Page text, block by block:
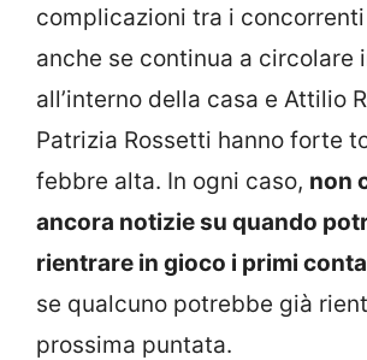
complicazioni tra i
anche se continua a circolare
all’interno della casa e Attilio
Patrizia Rossetti hanno forte
febbre alta. In ogni caso, non
ancora notizie su quando
rientrare in gioco i primi
se qualcuno potrebbe già
prossima puntata.